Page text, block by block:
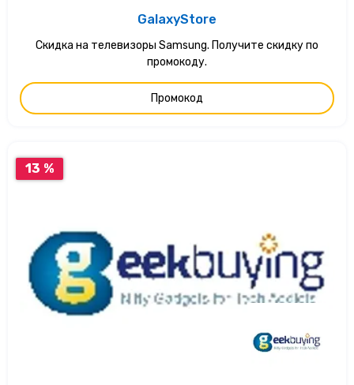
GalaxyStore
Скидка на телевизоры Samsung. Получите скидку по
промокоду.
Промокод
13 %